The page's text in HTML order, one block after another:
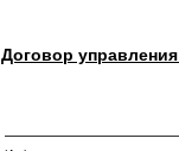
Договор